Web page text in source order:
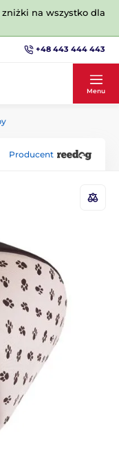
na wszystko dla
+48 443 444 443
Menu
Producent